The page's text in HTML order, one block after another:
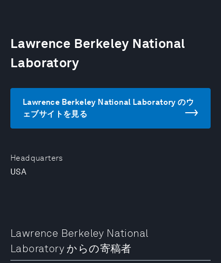
Headquarters
USA
Lawrence Berkeley National
Laboratory
Lawrence Berkeley National Laboratory のウ
ェブサイトを見る
Lawrence Berkeley National
Laboratory からの寄稿者